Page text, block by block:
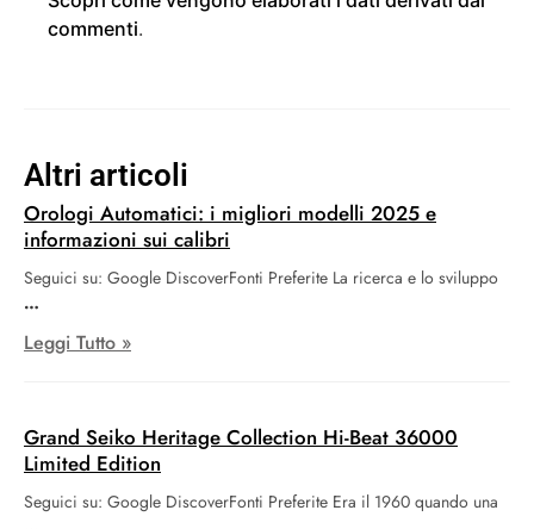
Altri articoli
Orologi Automatici: i migliori modelli 2025 e
informazioni sui calibri
Seguici su: Google DiscoverFonti Preferite La ricerca e lo sviluppo
Leggi Tutto »
Grand Seiko Heritage Collection Hi-Beat 36000
Limited Edition
Seguici su: Google DiscoverFonti Preferite Era il 1960 quando una
commenti.